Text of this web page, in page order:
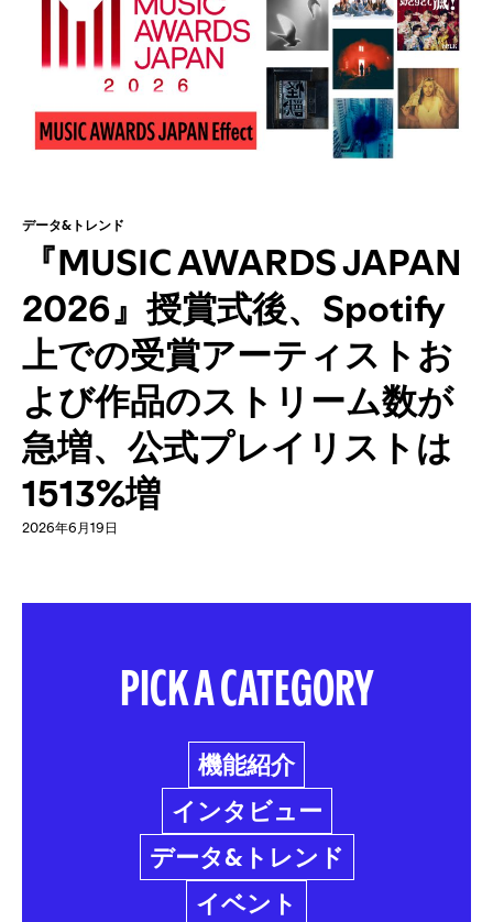
データ&トレンド
『MUSIC AWARDS JAPAN
2026』授賞式後、Spotify
上での受賞アーティストお
よび作品のストリーム数が
急増、公式プレイリストは
1513%増
2026年6月19日
PICK A CATEGORY
機能紹介
インタビュー
データ&トレンド
イベント